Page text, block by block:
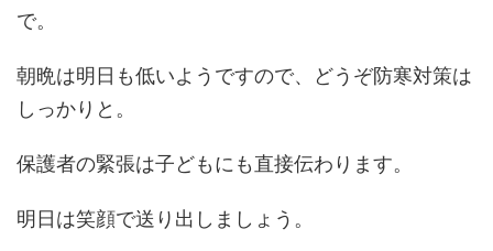
で。
朝晩は明日も低いようですので、どうぞ防寒対策は
しっかりと。
保護者の緊張は子どもにも直接伝わります。
明日は笑顔で送り出しましょう。